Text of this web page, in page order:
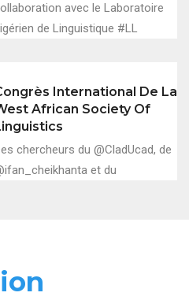
avec le Laboratoire
de Linguistique #LL
International De La
African Society Of
chercheurs du @CladUcad, de
et du